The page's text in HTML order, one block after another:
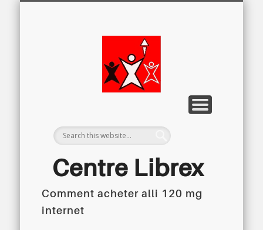
Centre Librex
Comment acheter alli 120 mg
internet